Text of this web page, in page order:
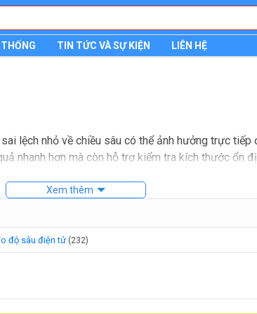
TIN TỨC VÀ SỰ KIỆN LIÊN HỆ
lệch nhỏ về chiều sâu có thể ảnh hưởng trực
nhanh hơn mà còn hỗ trợ kiểm tra kích thước ổn
tình huống khác nhau, từ kiểm tra cơ bản đến
khí khi cần độ bền, thao tác quen tay và ít phụ
Xem thêm
độ sâu điện tử (232)